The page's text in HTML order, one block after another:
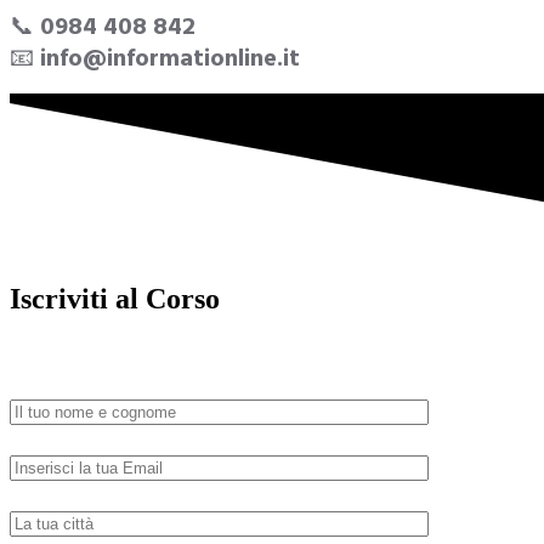
📞 0984 408 842
📧 info@informationline.it
Iscriviti al Corso